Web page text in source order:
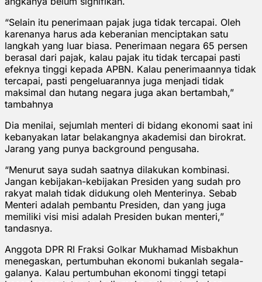
“Selain itu penerimaan pajak juga tidak tercapai. Oleh
karenanya harus ada keberanian menciptakan satu
langkah yang luar biasa. Penerimaan negara 65 persen
berasal dari pajak, kalau pajak itu tidak tercapai pasti
efeknya tinggi kepada APBN. Kalau penerimaannya tidak
tercapai, pasti pengeluarannya juga menjadi tidak
maksimal dan hutang negara juga akan bertambah,”
tambahnya
Dia menilai, sejumlah menteri di bidang ekonomi saat ini
kebanyakan latar belakangnya akademisi dan birokrat.
Jarang yang punya background pengusaha.
“Menurut saya sudah saatnya dilakukan kombinasi.
Jangan kebijakan-kebijakan Presiden yang sudah pro
rakyat malah tidak didukung oleh Menterinya. Sebab
Menteri adalah pembantu Presiden, dan yang juga
memiliki visi misi adalah Presiden bukan menteri,”
tandasnya.
Anggota DPR RI Fraksi Golkar Mukhamad Misbakhun
menegaskan, pertumbuhan ekonomi bukanlah segala-
galanya. Kalau pertumbuhan ekonomi tinggi tetapi